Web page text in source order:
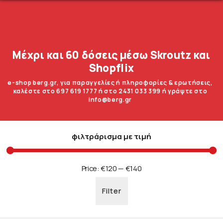
Μέχρι και 60 δόσεις μέσω Skroutz και
Shopflix
e-shop berg.gr, για παραγγελίες ή πληροφορίες & ερωτήσεις,
καλέστε στο 697 619 1777 ή στο 2431 033 399 ή γράψτε στο
info@berg.gr
φιλτράρισμα με τιμή
Filter
Price:€120 — €140